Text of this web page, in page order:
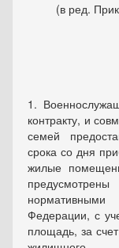
(в ред.
1.
контракту, и
семей
срока со дня
жилые
Федерации, с
площадь, за